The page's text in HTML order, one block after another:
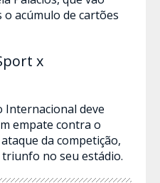
acúmulo de cartões
x
Internacional deve
empate contra o
da competição,
no seu estádio.